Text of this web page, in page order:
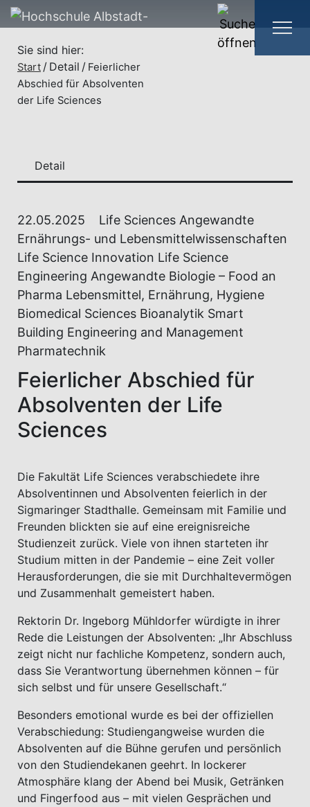
Sie sind hier:
Start Detail
Feierlicher
Abschied für Absolventen
der Life Sciences
22.05.2025
Life Sciences Angewandte
Ernährungs- und Lebensmittelwissenschaften
Life Science Innovation Life Science
Engineering Angewandte Biologie – Food an
Pharma Lebensmittel, Ernährung, Hygiene
Biomedical Sciences Bioanalytik Smart
Building Engineering and Management
Pharmatechnik
Feierlicher Abschied für
Absolventen der Life
Sciences
Die Fakultät Life Sciences verabschiedete ihre
Absolventinnen und Absolventen feierlich in der
Sigmaringer Stadthalle. Gemeinsam mit Familie und
Freunden blickten sie auf eine ereignisreiche
Studienzeit zurück. Viele von ihnen starteten ihr
Studium mitten in der Pandemie – eine Zeit voller
Herausforderungen, die sie mit Durchhaltevermögen
und Zusammenhalt gemeistert haben.
Rektorin Dr. Ingeborg Mühldorfer würdigte in ihrer
Rede die Leistungen der Absolventen: „Ihr Abschluss
zeigt nicht nur fachliche Kompetenz, sondern auch,
dass Sie Verantwortung übernehmen können – für
sich selbst und für unsere Gesellschaft.“
Besonders emotional wurde es bei der offiziellen
Verabschiedung: Studiengangweise wurden die
Absolventen auf die Bühne gerufen und persönlich
von den Studiendekanen geehrt. In lockerer
Atmosphäre klang der Abend bei Musik, Getränken
und Fingerfood aus – mit vielen Gesprächen und
Detail